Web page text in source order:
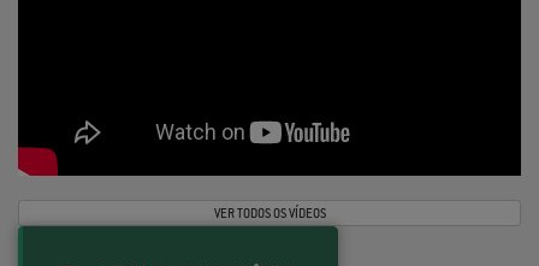
VER TODOS OS VÍDEOS